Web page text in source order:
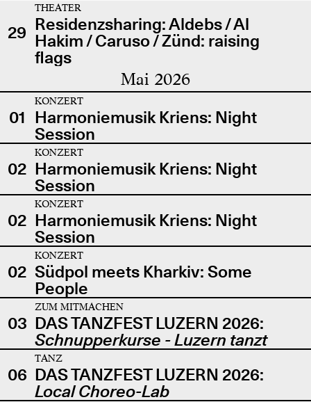
29
THEATER
Residenzsharing: Aldebs / Al
Hakim / Caruso / Zünd: raising
flags
Mai 2026
01
KONZERT
Harmoniemusik Kriens: Night
Session
02
KONZERT
Harmoniemusik Kriens: Night
Session
02
KONZERT
Harmoniemusik Kriens: Night
Session
02
KONZERT
Südpol meets Kharkiv: Some
People
03
ZUM MITMACHEN
DAS TANZFEST LUZERN 2026:
Schnupperkurse - Luzern tanzt
06
TANZ
DAS TANZFEST LUZERN 2026:
Local Choreo-Lab